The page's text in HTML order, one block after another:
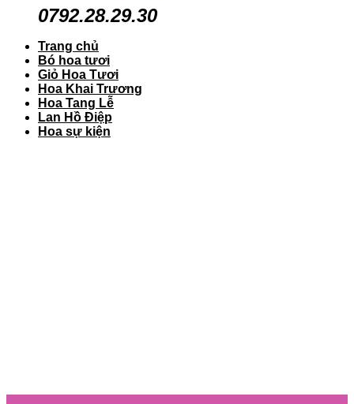
0792.28.29.30
Trang chủ
Bó hoa tươi
Giỏ Hoa Tươi
Hoa Khai Trương
Hoa Tang Lễ
Lan Hồ Điệp
Hoa sự kiện